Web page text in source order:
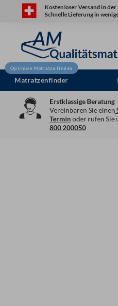
Kostenloser Versand in der
Schnelle Lieferung in
Matratzenfinder
Erstklassige Beratung
Vereinbaren Sie einen
Terminoder rufen Sie
800 200050